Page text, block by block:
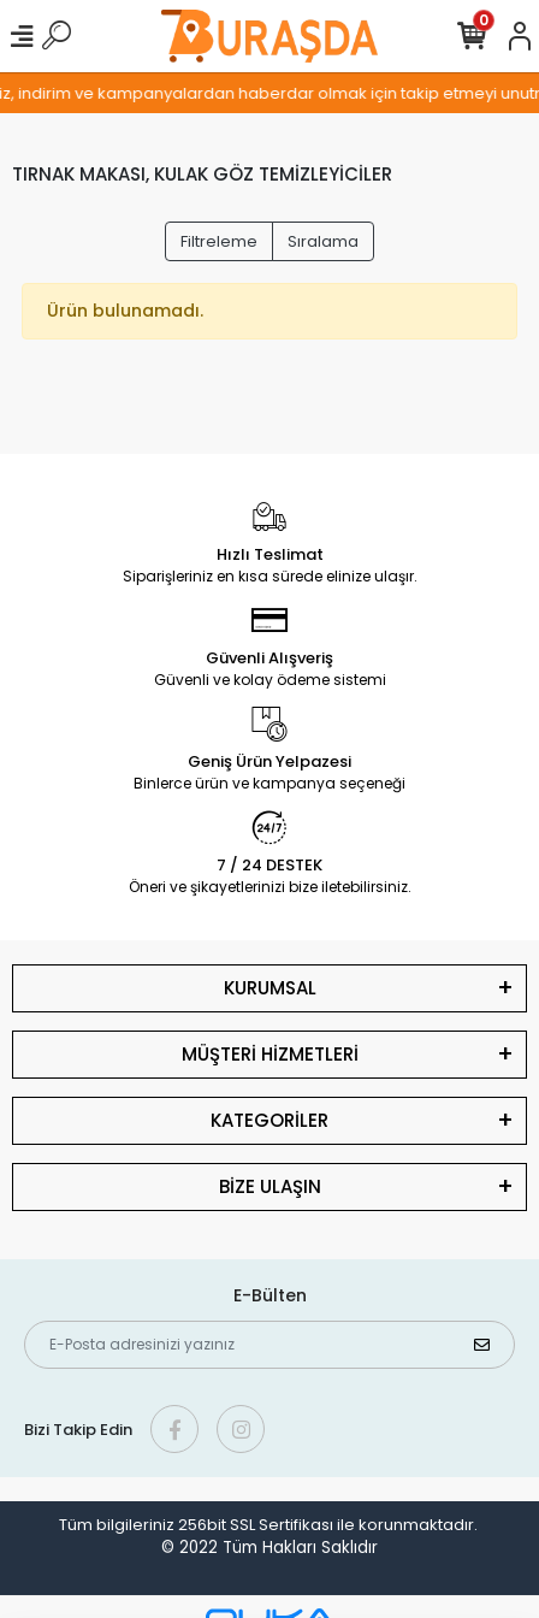
indirim ve kampanyalardan haberdar olmak için takip etmeyi
0
TIRNAK MAKASI, KULAK GÖZ TEMİZLEYİCİLER
Filtreleme Sıralama
Ürün bulunamadı.
Hızlı Teslimat
Siparişleriniz en kısa sürede elinize ulaşır.
Güvenli Alışveriş
Güvenli ve kolay ödeme sistemi
Geniş Ürün Yelpazesi
Binlerce ürün ve kampanya seçeneği
7 / 24 DESTEK
Öneri ve şikayetlerinizi bize iletebilirsiniz.
KURUMSAL
MÜŞTERİ HİZMETLERİ
KATEGORİLER
BİZE ULAŞIN
E-Bülten
Bizi Takip Edin
Tüm bilgileriniz 256bit SSL Sertifikası ile korunmaktadır.
© 2022 Tüm Hakları Saklıdır